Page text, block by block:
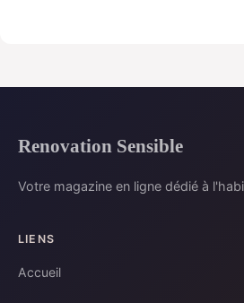
Renovation Sensible
Votre magazine en ligne dédié à
LIENS
Accueil